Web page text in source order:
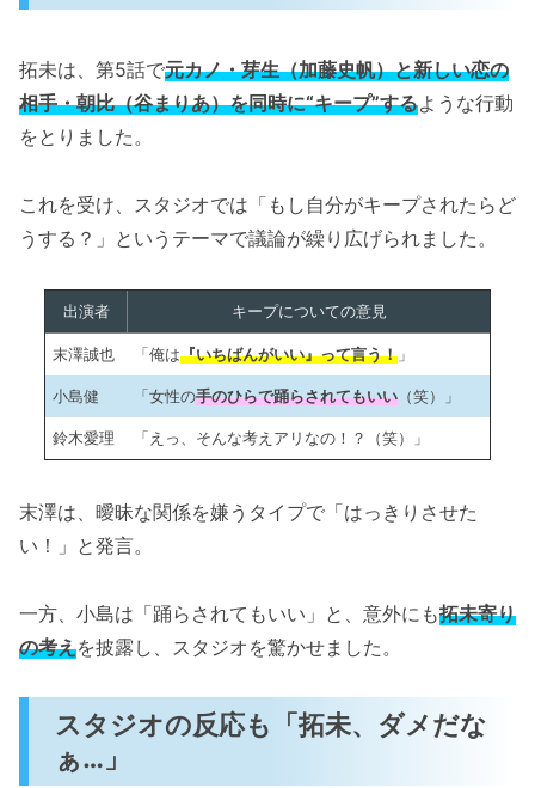
拓未は、第5話で元カノ・芽生（加藤史帆）と新しい恋の
相手・朝比（谷まりあ）を同時に“キープ”するような行動
をとりました。
これを受け、スタジオでは「もし自分がキープされたらど
うする？」というテーマで議論が繰り広げられました。
出演者 キープについての意見
末澤誠也 「俺は『いちばんがいい』って言う！ 」
小島健 「女性の手のひらで踊らされてもいい （笑）」
鈴木愛理 「えっ、そんな考えアリなの！？（笑）」
末澤は、曖昧な関係を嫌うタイプで「はっきりさせた
い！」と発言。
一方、小島は「踊らされてもいい」と、意外にも拓未寄り
の考えを披露し、スタジオを驚かせました。
スタジオの反応も「拓未、ダメだな
ぁ…」